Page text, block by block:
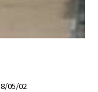
05/02